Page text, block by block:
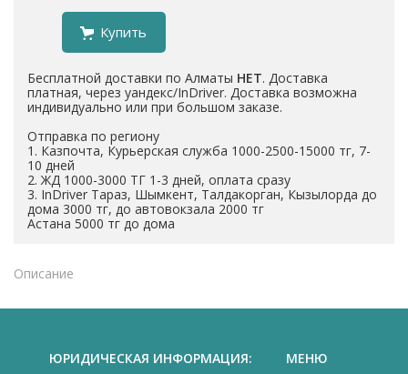
Купить
Бесплатной доставки по Алматы НЕТ. Доставка
платная, через уандекс/InDriver. Доставка возможна
индивидуально или при большом заказе.
Отправка по региону
1. Казпочта, Курьерская служба 1000-2500-15000 тг, 7-
10 дней
2. ЖД 1000-3000 ТГ 1-3 дней, оплата сразу
3. InDriver Тараз, Шымкент, Талдакорган, Кызылорда до
дома 3000 тг, до автовокзала 2000 тг
Астана 5000 тг до дома
Описание
ЮРИДИЧЕСКАЯ ИНФОРМАЦИЯ: МЕНЮ